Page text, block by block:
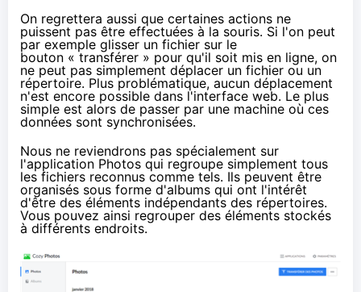
On regrettera aussi que certaines actions ne
puissent pas être effectuées à la souris. Si l'on peut
par exemple glisser un fichier sur le
bouton « transférer » pour qu'il soit mis en ligne, on
ne peut pas simplement déplacer un fichier ou un
répertoire. Plus problématique, aucun déplacement
n'est encore possible dans l'interface web. Le plus
simple est alors de passer par une machine où ces
données sont synchronisées.
Nous ne reviendrons pas spécialement sur
l'application Photos qui regroupe simplement tous
les fichiers reconnus comme tels. Ils peuvent être
organisés sous forme d'albums qui ont l'intérêt
d'être des éléments indépendants des répertoires.
Vous pouvez ainsi regrouper des éléments stockés
à différents endroits.